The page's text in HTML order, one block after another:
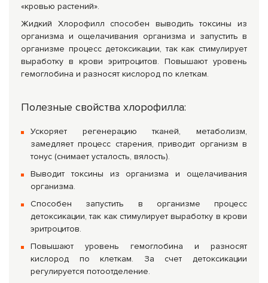
«кровью растений».
Жидкий Хлорофилл способен выводить токсины из
организма и ощелачивания организма и запустить в
организме процесс детоксикации, так как стимулирует
выработку в крови эритроцитов. Повышают уровень
гемоглобина и разносят кислород по клеткам.
Полезные свойства хлорофилла:
Ускоряет регенерацию тканей, метаболизм,
замедляет процесс старения, приводит организм в
тонус (снимает усталость, вялость).
Выводит токсины из организма и ощелачивания
организма.
Способен запустить в организме процесс
детоксикации, так как стимулирует выработку в крови
эритроцитов.
Повышают уровень гемоглобина и разносят
кислород по клеткам. За счет детоксикации
регулируется потоотделение.